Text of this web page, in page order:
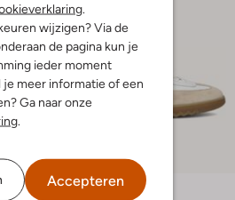
wijzigen? Via de
de pagina kun je
ieder moment
je meer informatie of een
Ga naar onze
Accepteren
-30%
Floris Van Bommel